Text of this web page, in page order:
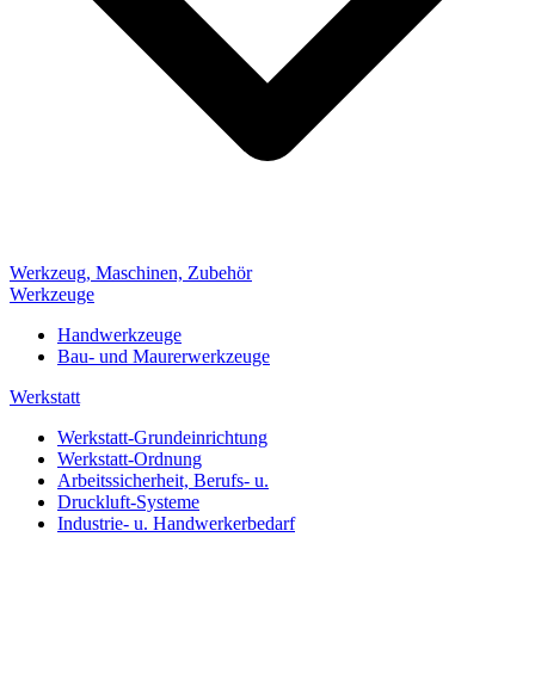
Werkzeug, Maschinen, Zubehör
Werkzeuge
Handwerkzeuge
Bau- und Maurerwerkzeuge
Werkstatt
Werkstatt-Grundeinrichtung
Werkstatt-Ordnung
Arbeitssicherheit, Berufs- u.
Druckluft-Systeme
Industrie- u. Handwerkerbedarf